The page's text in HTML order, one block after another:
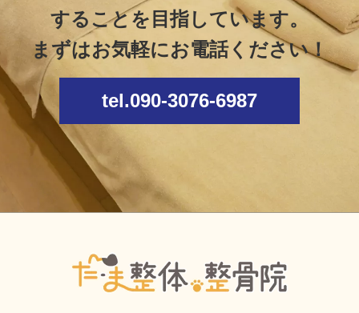
することを目指しています。
まずはお気軽にお電話ください！
tel.090-3076-6987